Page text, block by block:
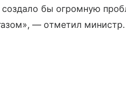
создало бы огромную
— отметил министр.